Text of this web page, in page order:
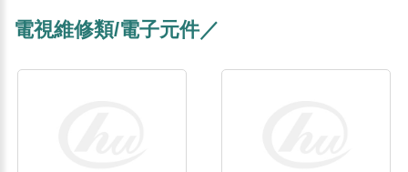
電視維修類/電子元件／